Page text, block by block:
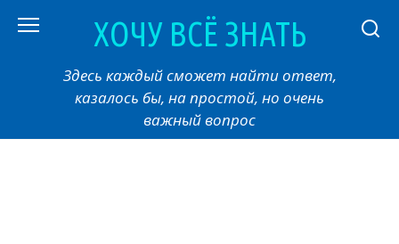
ХОЧУ ВСЁ ЗНАТЬ
Здесь каждый сможет найти ответ,
казалось бы, на простой, но очень
важный вопрос